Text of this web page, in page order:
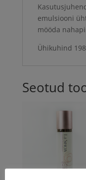
emulsiooni
mööda
Ühikuhind
Seotud